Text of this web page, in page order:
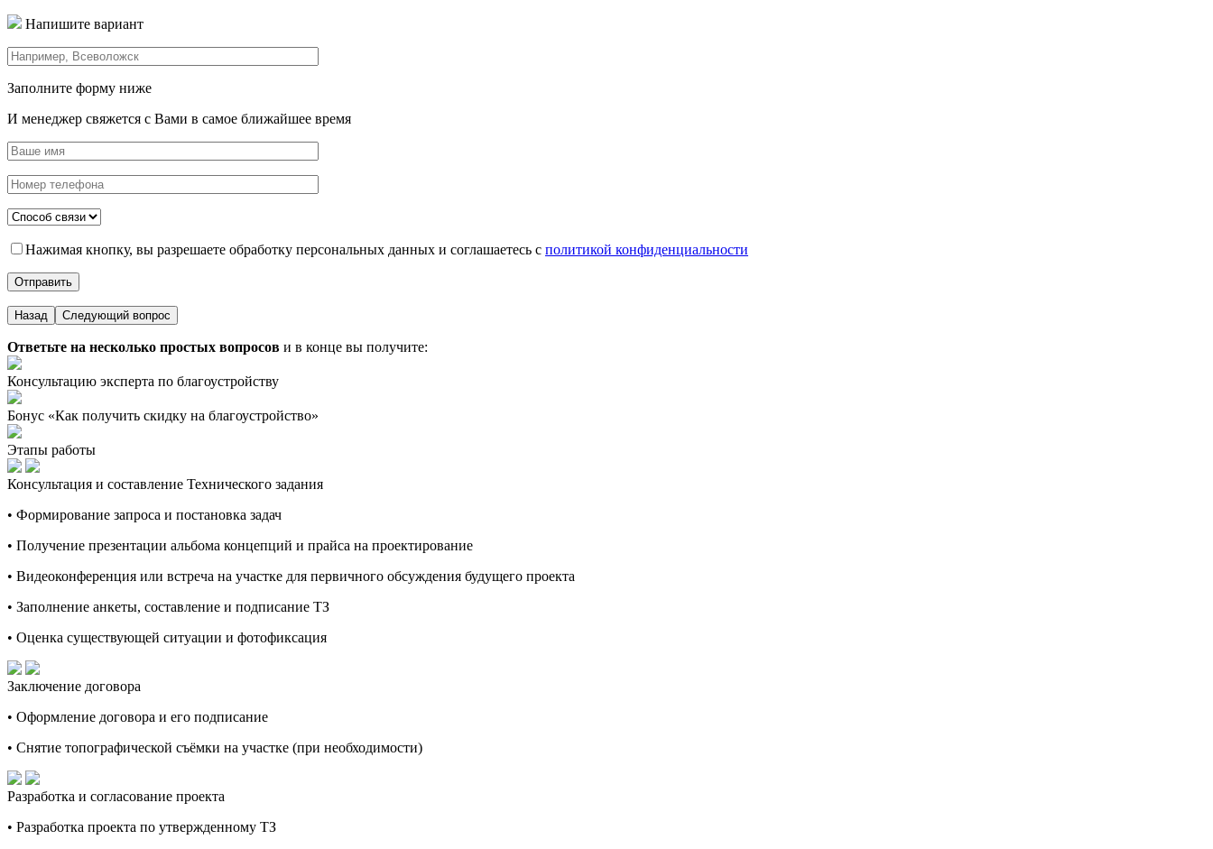
Напишите вариант
Заполните форму ниже
И менеджер свяжется с Вами в самое ближайшее время
Нажимая кнопку, вы разрешаете обработку персональных данных и соглашаетесь с политикой конфиденциальности
Назад Следующий вопрос
Ответьте на несколько простых вопросов и в конце вы получите:
Консультацию эксперта по благоустройству
Бонус «Как получить скидку на благоустройство»
Этапы работы
Консультация и составление Технического задания
• Формирование запроса и постановка задач
• Получение презентации альбома концепций и прайса на проектирование
• Видеоконференция или встреча на участке для первичного обсуждения будущего проекта
• Заполнение анкеты, составление и подписание ТЗ
• Оценка существующей ситуации и фотофиксация
Заключение договора
• Оформление договора и его подписание
• Снятие топографической съёмки на участке (при необходимости)
Разработка и согласование проекта
• Разработка проекта по утвержденному ТЗ